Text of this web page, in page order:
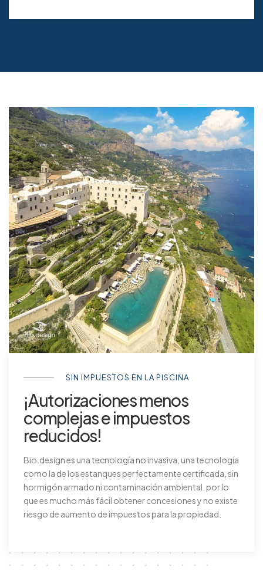
SIN IMPUESTOS EN LA PISCINA
¡Autorizaciones menos
complejas e impuestos
reducidos!
Bio.design es una tecnología no invasiva, una tecnología
como la de los estanques perfectamente certificada, sin
hormigón armado ni contaminación ambiental, por lo
que es mucho más fácil obtener concesiones y no existe
riesgo de aumento de impuestos para la propiedad.